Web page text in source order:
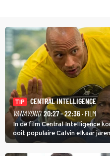
TIP
CENTRAL INTELLIGENCE
VANAVOND 20:27 - 22:36· FILM
In de film Central Intelligence
ooit populaire Calvin elkaar
inmiddels supergespierd en
goed kan gebruiken.